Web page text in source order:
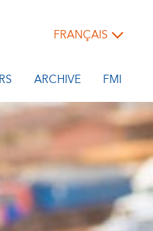
FRANÇAIS
ARCHIVE FMI